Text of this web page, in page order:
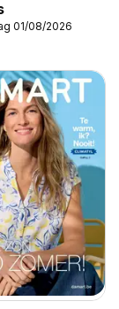
01/08/2026